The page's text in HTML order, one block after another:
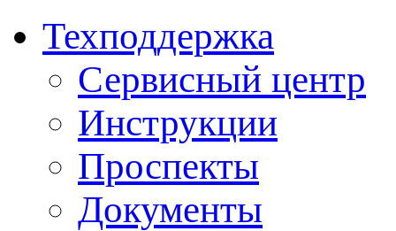
Техподдержка
Сервисный центр
Инструкции
Проспекты
Документы